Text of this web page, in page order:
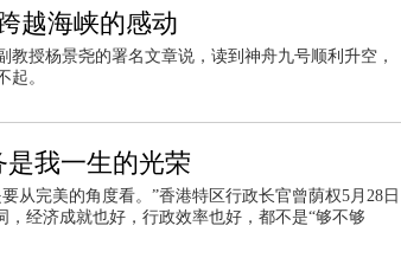
越海峡的感动
授杨景尧的署名文章说，读到神舟九号顺利升空，
起。
我一生的光荣
从完美的角度看。”香港特区行政长官曾荫权5月28日
经济成就也好，行政效率也好，都不是“够不够